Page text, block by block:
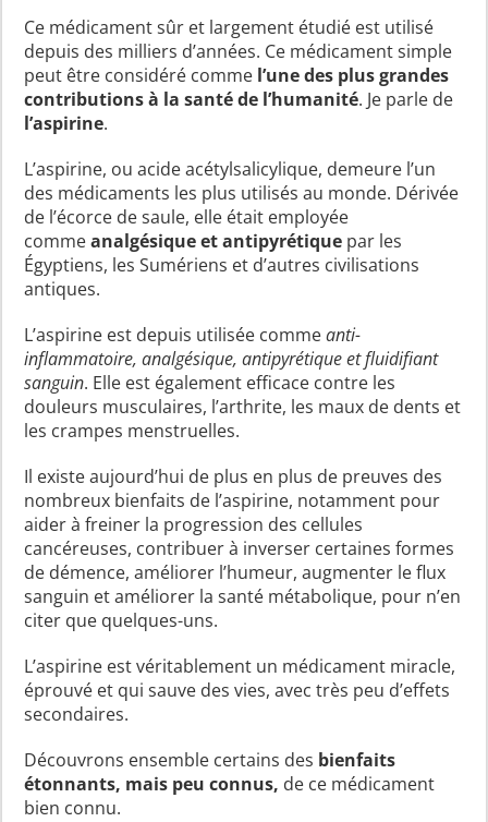
Ce médicament sûr et largement étudié est utilisé
depuis des milliers d’années. Ce médicament simple
peut être considéré comme l’une des plus grandes
contributions à la santé de l’humanité. Je parle de
l’aspirine.
L’aspirine, ou acide acétylsalicylique, demeure l’un
des médicaments les plus utilisés au monde. Dérivée
de l’écorce de saule, elle était employée
commeanalgésique et antipyrétique par les
Égyptiens, les Sumériens et d’autres civilisations
antiques.
L’aspirine est depuis utilisée commeanti-
inflammatoire, analgésique, antipyrétique et fluidifiant
sanguin. Elle est également efficace contre les
douleurs musculaires, l’arthrite, les maux de dents et
les crampes menstruelles.
Il existe aujourd’hui de plus en plus de preuves des
nombreux bienfaits de l’aspirine, notamment pour
aider à freiner la progression des cellules
cancéreuses, contribuer à inverser certaines formes
de démence, améliorer l’humeur, augmenter le flux
sanguin et améliorer la santé métabolique, pour n’en
citer que quelques-uns.
L’aspirine est véritablement un médicament miracle,
éprouvé et qui sauve des vies, avec très peu d’effets
secondaires.
Découvrons ensemble certains des bienfaits
étonnants, mais peu connus, de ce médicament
bien connu.